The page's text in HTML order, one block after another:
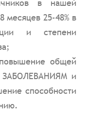
в нашей
месяцев 25-48% в
и степени
общей
ЗАБОЛЕВАНИЯМ и
способности